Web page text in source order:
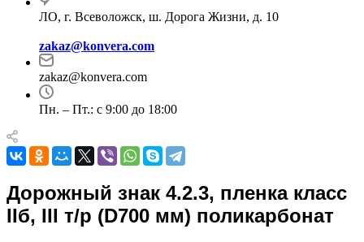
ЛО, г. Всеволожск, ш. Дорога Жизни, д. 10
zakaz@konvera.com
zakaz@konvera.com
Пн. – Пт.: с 9:00 до 18:00
Дорожный знак 4.2.3, пленка класс
IIб, III т/р (D700 мм) поликарбонат